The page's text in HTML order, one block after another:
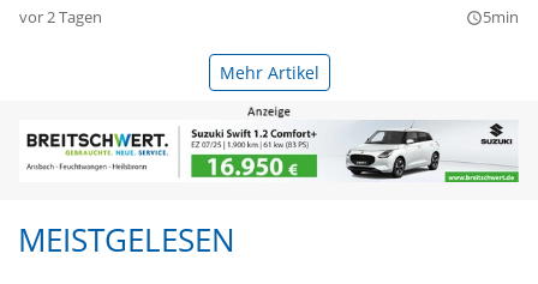
vor 2 Tagen query_builder5min
Mehr Artikel
MEISTGELESEN